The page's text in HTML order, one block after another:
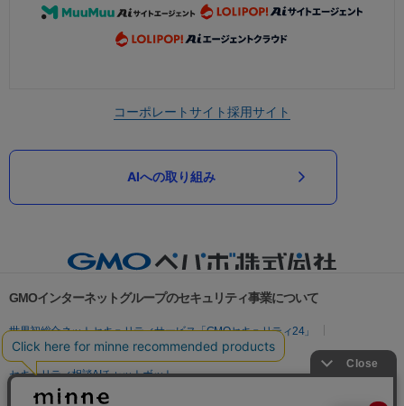
コーポレートサイト採用サイト
AIへの取り組み
GMOインターネットグループのセキュリティ事業について
世界初総合ネットセキュリティサービス「GMOセキュリティ24」
パスワード漏洩診断
Webサイトリスク診断
セキュリティ相談AIチャットボット
実在証明・盗聴対策